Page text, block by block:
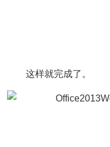
这样就完成了。